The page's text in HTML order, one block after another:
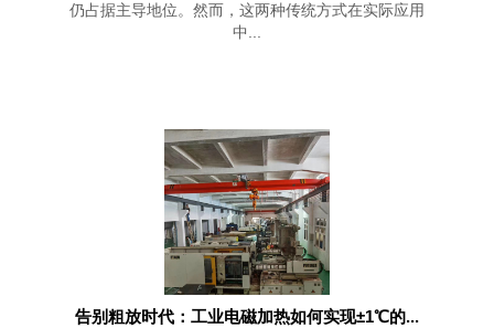
仍占据主导地位。然而，这两种传统方式在实际应用
中...
告别粗放时代：工业电磁加热如何实现±1℃的...